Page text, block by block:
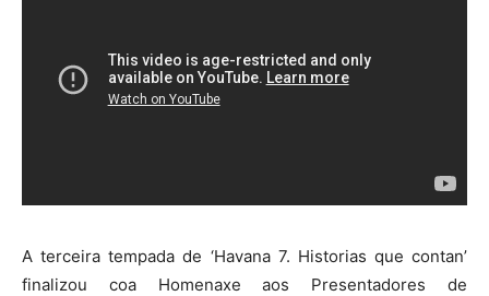
A terceira tempada de ‘Havana 7. Historias que contan’
finalizou coa Homenaxe aos Presentadores de